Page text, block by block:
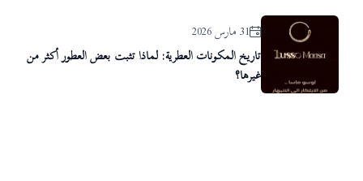
31 مارس 2026
تاريخ المكونات العطرية: لماذا تثبت بعض العطور أكثر من
غيرها؟